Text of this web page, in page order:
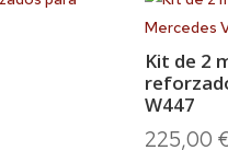
Kit de 2
W447
225,00